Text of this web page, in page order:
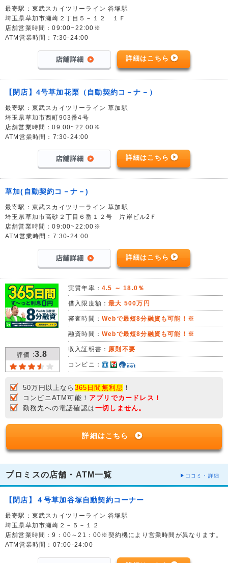
最寄駅：東武スカイツリーライン 谷塚駅
埼玉県草加市瀬崎２丁目５－１２ １Ｆ
店舗営業時間：09:00~22:00※
ATM営業時間：7:30-24:00
詳細はこちら
【閉店】4号草加花栗（自動契約コ－ナ－）
最寄駅：東武スカイツリーライン 草加駅
埼玉県草加市西町903番4号
店舗営業時間：09:00~22:00※
ATM営業時間：7:30-24:00
詳細はこちら
草加(自動契約コ－ナ－)
最寄駅：東武スカイツリーライン 草加駅
埼玉県草加市高砂２丁目６番１２号 片岸ビル2Ｆ
店舗営業時間：09:00~22:00※
ATM営業時間：7:30-24:00
詳細はこちら
評価 :3.8
実質年率： 4.5 ～ 18.0％
借入限度額：最大 500万円
審査時間： Webで最短8分融資も可能！※
融資時間： Webで最短8分融資も可能！※
収入証明書： 原則不要
コンビニ：
50万円以上なら 365日間無利息 ！
コンビニATM可能！ アプリでカードレス！
勤務先への電話確認は一切しません。
詳細はこちら
プロミスの店舗・ATM一覧 口コミ・詳細
【閉店】４号草加谷塚自動契約コーナー
最寄駅：東武スカイツリーライン 谷塚駅
埼玉県草加市瀬崎２－５－１２
店舗営業時間：9：00～21：00※契約機により営業時間が異なります。
ATM営業時間：07:00-24:00